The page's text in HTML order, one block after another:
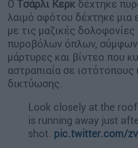
Ο Τσάρλι Κερκ δέχτηκε
λαιμό αφότου δέχτηκε μια
με τις μαζικές
πυροβόλων όπλων,
μάρτυρες και βίντεο που
αστραπιαία σε ιστότοπους
δικτύωσης.
Look closely at the
is running away just
shot. pic.twitter.com/